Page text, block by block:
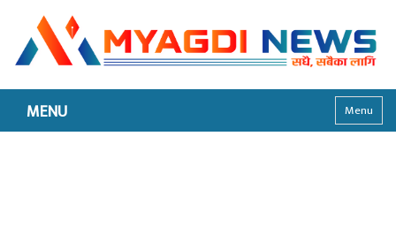
MENU Menu